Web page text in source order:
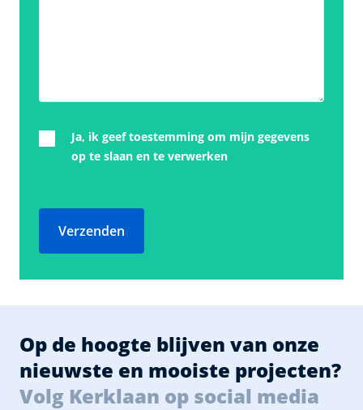
Ja, ik geef toestemming om mijn gegevens
op te slaan en te verwerken
Verzenden
Op de hoogte blijven van onze
nieuwste en mooiste projecten?
Volg Kerklaan op social media